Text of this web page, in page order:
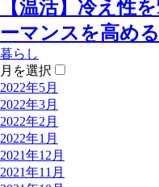
【温活】冷え性
ーマンスを高める
暮らし
月を選択
2022年5月
2022年3月
2022年2月
2022年1月
2021年12月
2021年11月